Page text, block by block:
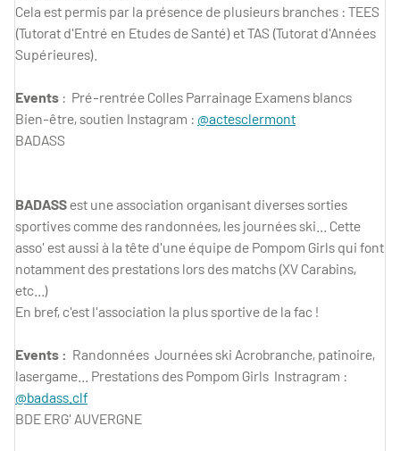
Cela est permis par la présence de plusieurs branches : TEES
(Tutorat d'Entré en Etudes de Santé) et TAS (Tutorat d'Années
Supérieures).
Events : Pré-rentrée Colles Parrainage Examens blancs
Bien-être, soutien Instagram : @actesclermont
BADASS
BADASSest une association organisant diverses sorties
sportives comme des randonnées, les journées ski... Cette
asso' est aussi à la tête d'une équipe de Pompom Girls qui font
notamment des prestations lors des matchs (XV Carabins,
etc...)
En bref, c'est l'association la plus sportive de la fac !
Events : Randonnées Journées ski Acrobranche, patinoire,
lasergame... Prestations des Pompom Girls Instragram :
@badass.clf
BDE ERG' AUVERGNE